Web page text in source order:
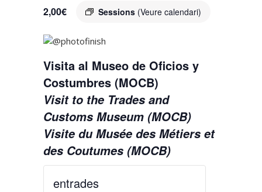
Sessions (Veure calendari)
2,00€
Visita al Museo de Oficios y
Costumbres (MOCB)
Visit to the Trades and
Customs Museum (MOCB)
Visite du Musée des Métiers et
des Coutumes (MOCB)
entrades